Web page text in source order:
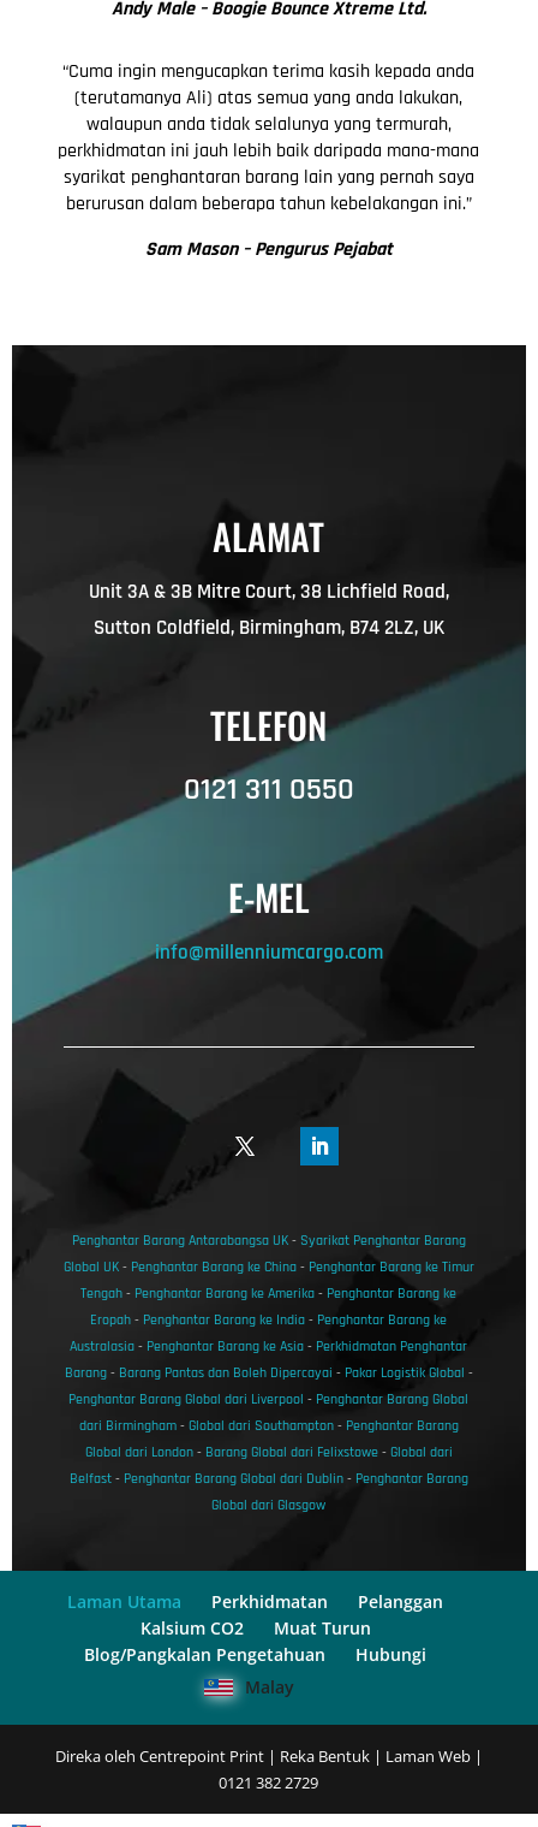
Andy Male –Boogie Bounce Xtreme Ltd.
“Cuma ingin mengucapkan terima kasih kepada anda
(terutamanya Ali) atas semua yang anda lakukan,
walaupun anda tidak selalunya yang termurah,
perkhidmatan ini jauh lebih baik daripada mana-mana
syarikat penghantaran barang lain yang pernah saya
berurusan dalam beberapa tahun kebelakangan ini.”
Sam Mason – Pengurus Pejabat
ALAMAT
Unit 3A & 3B Mitre Court, 38 Lichfield Road,
Sutton Coldfield, Birmingham, B74 2LZ, UK
TELEFON
0121 311 0550
E-MEL
info@millenniumcargo.com
Penghantar Barang Antarabangsa UK- Syarikat Penghantar Barang
Global UK- Penghantar Barang ke China- Penghantar Barang ke Timur
Tengah - Penghantar Barang ke Amerika - Penghantar Barang ke
Eropah - Penghantar Barang ke India - Penghantar Barang ke
Australasia - Penghantar Barang ke Asia - Perkhidmatan Penghantar
Barang- Barang Pantas dan Boleh Dipercayai - Pakar Logistik Global -
Penghantar Barang Global dari Liverpool - Penghantar Barang Global
dari Birmingham- Global dari Southampton- Penghantar Barang
Global dari London- Barang Global dari Felixstowe- Global dari
Belfast- Penghantar Barang Global dari Dublin- Penghantar Barang
Global dari Glasgow
Laman Utama Perkhidmatan
Pelanggan
Kalsium CO2
Muat Turun
Blog/Pangkalan Pengetahuan
Hubungi
Malay
Direka oleh Centrepoint Print | Reka Bentuk | Laman Web |
0121 382 2729